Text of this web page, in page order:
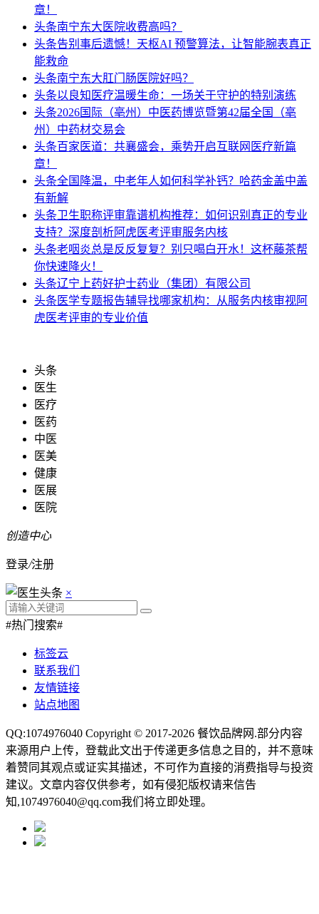
章！
头条南宁东大医院收费高吗？
头条告别事后遗憾！天枢AI 预警算法，让智能腕表真正
能救命
头条南宁东大肛门肠医院好吗？
头条以良知医疗温暖生命：一场关于守护的特别演练
头条2026国际（亳州）中医药博览暨第42届全国（亳
州）中药材交易会
头条百家医道：共襄盛会，乘势开启互联网医疗新篇
章！
头条全国降温，中老年人如何科学补钙？哈药金盖中盖
有新解
头条卫生职称评审靠谱机构推荐：如何识别真正的专业
支持？深度剖析阿虎医考评审服务内核
头条老咽炎总是反反复复？别只喝白开水！这杯藤茶帮
你快速降火！
头条辽宁上药好护士药业（集团）有限公司
头条 医学专题报告辅导找哪家机构：从服务内核审视阿
虎医考评审的专业价值
头条
医生
医疗
医药
中医
医美
健康
医展
医院
创造中心
登录/注册
×
#热门搜索#
标签云
联系我们
友情链接
站点地图
QQ:1074976040 Copyright © 2017-2026 餐饮品牌网 .部分内容
来源用户上传，登载此文出于传递更多信息之目的，并不意味
着赞同其观点或证实其描述，不可作为直接的消费指导与投资
建议。文章内容仅供参考，如有侵犯版权请来信告
知,1074976040@qq.com我们将立即处理。